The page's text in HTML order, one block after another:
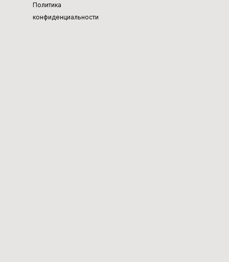
Политика
конфиденциальности